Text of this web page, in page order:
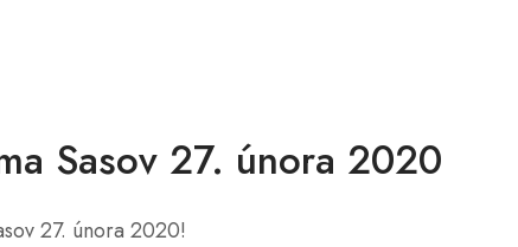
Sasov 27. února 2020
27. února 2020!